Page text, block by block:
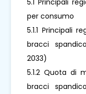
per consumo
5.1.1 Principali
bracci
2033)
5.1.2 Quota di
bracci